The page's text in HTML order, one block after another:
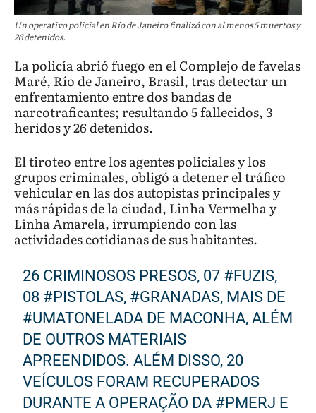
Un operativo policial en Río de Janeiro finalizó con al menos 5 muertos y
26 detenidos.
La policía abrió fuego en el Complejo de favelas
Maré, Río de Janeiro, Brasil, tras detectar un
enfrentamiento entre dos bandas de
narcotraficantes; resultando 5 fallecidos, 3
heridos y 26 detenidos.
El tiroteo entre los agentes policiales y los
grupos criminales, obligó a detener el tráfico
vehicular en las dos autopistas principales y
más rápidas de la ciudad, Linha Vermelha y
Linha Amarela, irrumpiendo con las
actividades cotidianas de sus habitantes.
26 CRIMINOSOS PRESOS, 07 #FUZIS,
08 #PISTOLAS, #GRANADAS, MAIS DE
#UMATONELADA DE MACONHA, ALÉM
DE OUTROS MATERIAIS
APREENDIDOS. ALÉM DISSO, 20
VEÍCULOS FORAM RECUPERADOS
DURANTE A OPERAÇÃO DA #PMERJ E